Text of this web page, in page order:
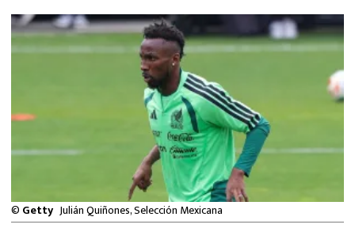
FUTBOL ESTUFA
BOXEO
LIGA MX
NFL
© Getty Julián Quiñones, Selección Mexicana